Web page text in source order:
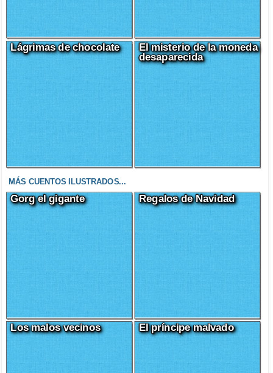
Lágrimas de chocolate
El misterio de la moneda
desaparecida
MÁS CUENTOS ILUSTRADOS...
Gorg el gigante Regalos de Navidad
Los malos vecinos El príncipe malvado